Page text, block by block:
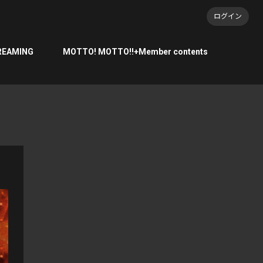
ログイン
MOTTO! MOTTO!!+Member contents